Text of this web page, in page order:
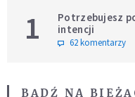
1
Potrzebujesz
intencji
62 komentarzy
BĄDŹ NA